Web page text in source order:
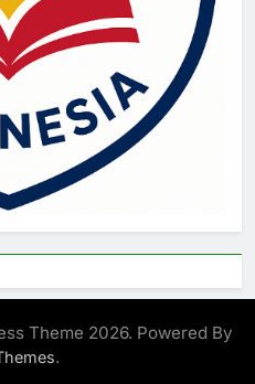
Theme 2026. Powered By
.